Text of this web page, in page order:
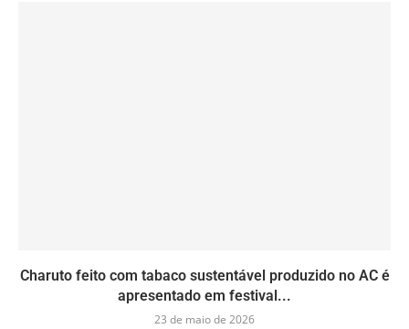
Charuto feito com tabaco sustentável produzido no AC é
apresentado em festival...
23 de maio de 2026